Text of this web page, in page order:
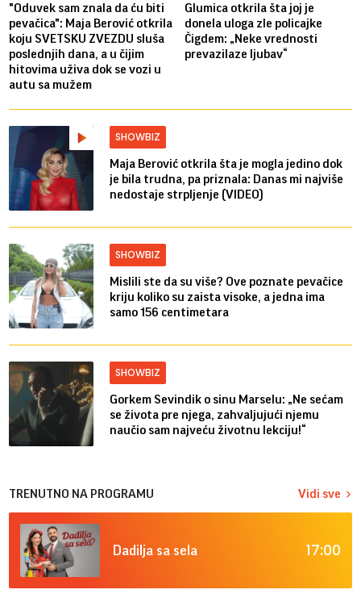
"Oduvek sam znala da ću biti
pevačica": Maja Berović otkrila
koju SVETSKU ZVEZDU sluša
poslednjih dana, a u čijim
hitovima uživa dok se vozi u
autu sa mužem
Glumica otkrila šta joj je
donela uloga zle policajke
Čigdem: „Neke vrednosti
prevazilaze ljubav“
SHOWBIZ
Maja Berović otkrila šta je mogla jedino dok
je bila trudna, pa priznala: Danas mi najviše
nedostaje strpljenje (VIDEO)
SHOWBIZ
Mislili ste da su više? Ove poznate pevačice
kriju koliko su zaista visoke, a jedna ima
samo 156 centimetara
SHOWBIZ
Gorkem Sevindik o sinu Marselu: „Ne sećam
se života pre njega, zahvaljujući njemu
naučio sam najveću životnu lekciju!“
TRENUTNO NA PROGRAMU Vidi sve
Dadilja sa sela 17:00